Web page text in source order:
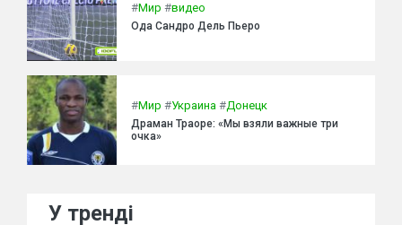
#Мир #видео
Ода Сандро Дель Пьеро
#Мир #Украина #Донецк
Драман Траоре: «Мы взяли важные три
очка»
У тренді